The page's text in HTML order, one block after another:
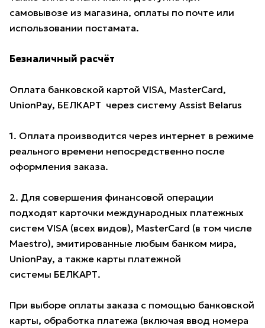
самовывозе из магазина, оплаты по почте или
использовании постамата.
Безналичный расчёт
Оплата банковской картой VISA, MasterCard,
UnionPay, БЕЛКАРТ через систему Assist Belarus
1. Оплата производится через интернет в режиме
реального времени непосредственно после
оформления заказа.
2. Для совершения финансовой операции
подходят карточки международных платежных
систем VISA (всех видов), MasterCard (в том числе
Maestro), эмитированные любым банком мира,
UnionPay, а также карты платежной
системы БЕЛКАРТ.
При выборе оплаты заказа с помощью банковской
карты, обработка платежа (включая ввод номера